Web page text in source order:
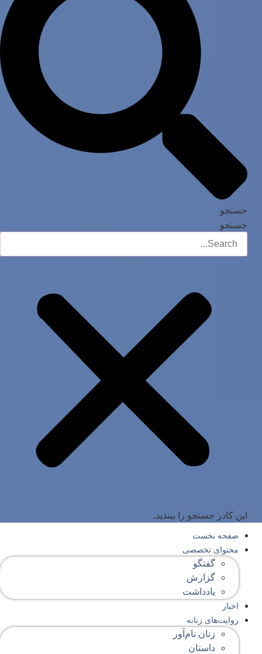
جستجو
جستجو
این کادر جستجو را ببندید.
صفحه‌ نخست
محتوای‌ تخصصی
گفتگو
گزارش
یادداشت
اخبار
روایت‌های زنانه
زنان نام‌آور
داستان